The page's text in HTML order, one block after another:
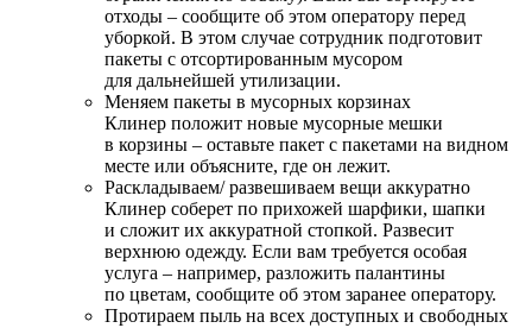
отходы – сообщите об этом оператору перед
уборкой. В этом случае сотрудник подготовит
пакеты с отсортированным мусором
для дальнейшей утилизации.
Меняем пакеты в мусорных корзинах
Клинер положит новые мусорные мешки
в корзины – оставьте пакет с пакетами на видном
месте или объясните, где он лежит.
Раскладываем/ развешиваем вещи аккуратно
Клинер соберет по прихожей шарфики, шапки
и сложит их аккуратной стопкой. Развесит
верхнюю одежду. Если вам требуется особая
услуга – например, разложить палантины
по цветам, сообщите об этом заранее оператору.
Протираем пыль на всех доступных и свободных